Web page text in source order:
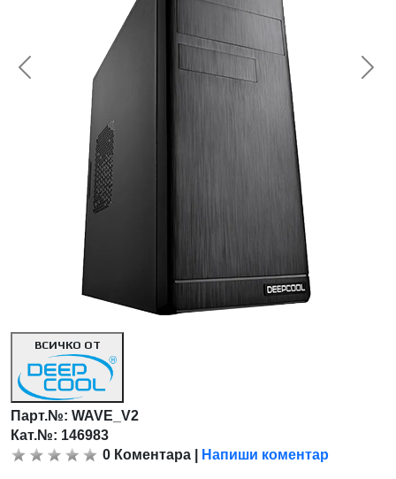
<< Предишна
ВСИЧКО ОТ
Парт.№:WAVE_V2
Кат.№: 146983
0 Коментара Напиши коментар